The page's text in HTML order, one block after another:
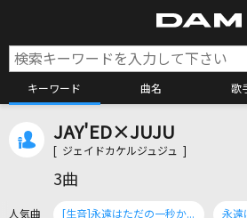
キーワード 曲名 歌
カラオケ検索
JAY'ED×JUJU
[ ジェイドカケルジュジュ ]
3曲
人気曲 [生音]永遠はただの一秒から 永遠